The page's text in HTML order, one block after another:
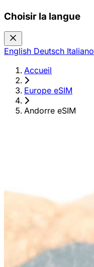
Choisir la langue
English Deutsch Italiano
Accueil
›
Europe eSIM
›
Andorre eSIM